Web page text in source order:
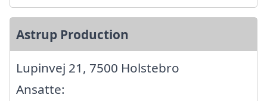
Astrup Production
Lupinvej 21, 7500 Holstebro
Ansatte: